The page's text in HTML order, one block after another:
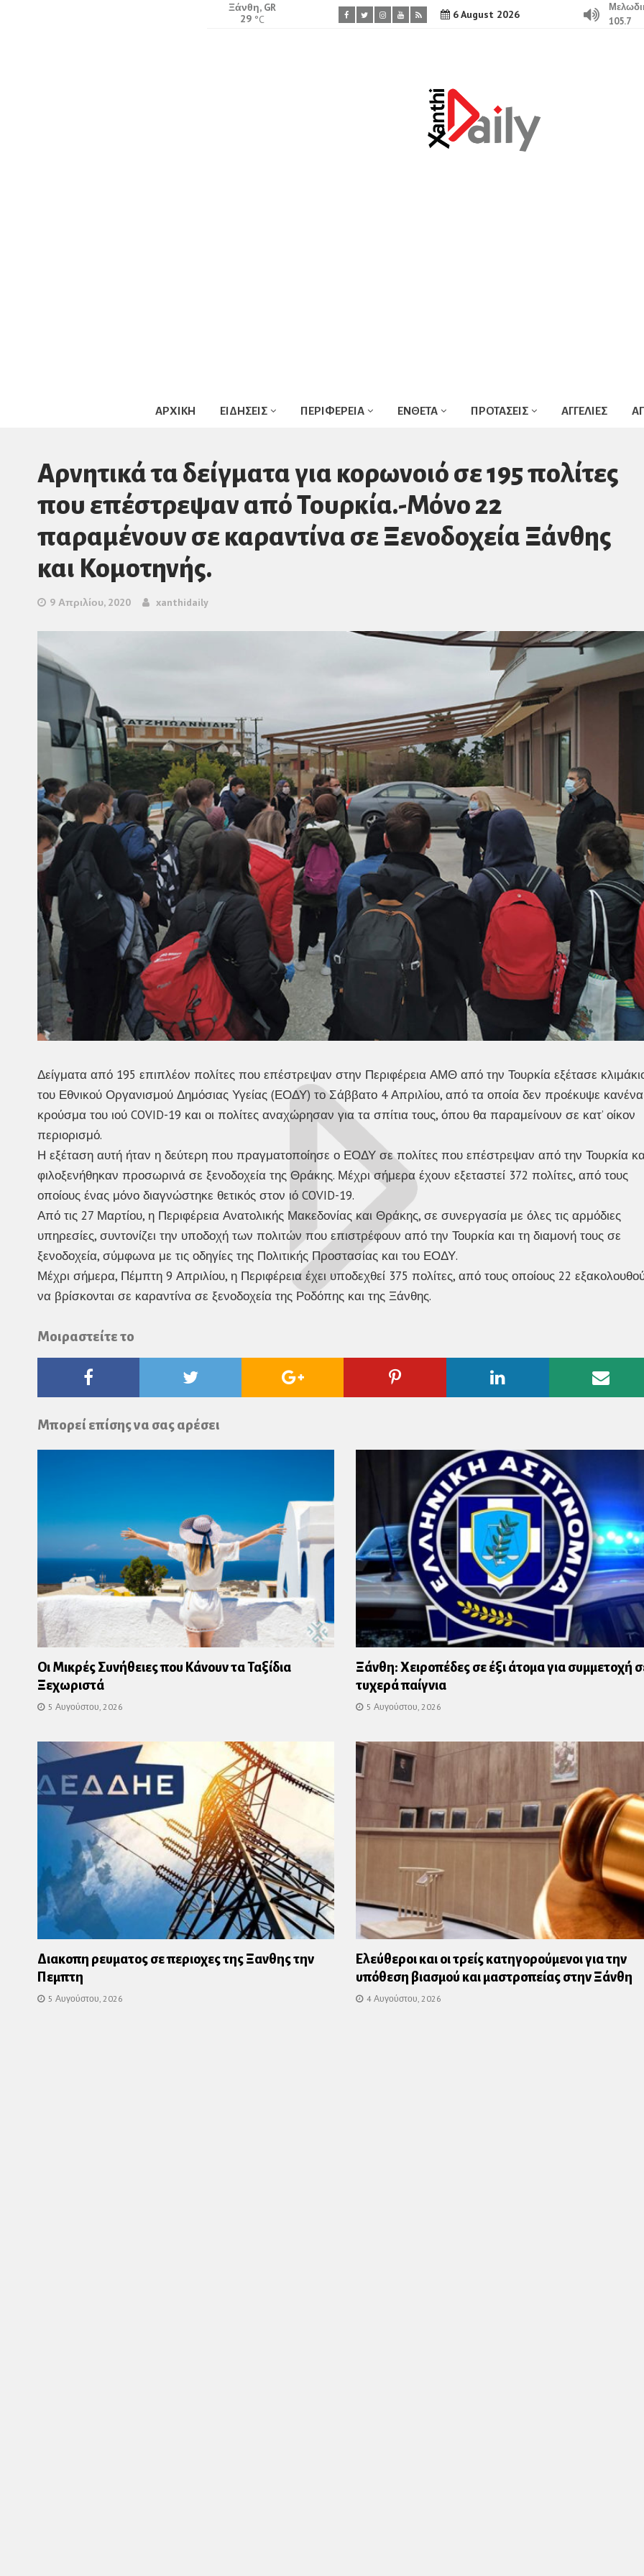
6 August 2026
Ξάνθη, GR
29 °C
105.7
ΑΡΧΙΚΗ ΕΙΔΗΣΕΙΣ ΠΕΡΙΦΕΡΕΙΑ ΕΝΘΕΤΑ ΠΡΟΤΑΣΕΙΣ ΑΓΓΕΛΙΕΣ
Αρνητικά τα δείγματα για κορωνοιό σε 195 πολίτες
που επέστρεψαν από Τουρκία.-Μόνο 22
παραμένουν σε καραντίνα σε Ξενοδοχεία Ξάνθης
και Κομοτηνής.
9 Απριλίου, 2020 xanthidaily
Δείγματα από 195 επιπλέον πολίτες που επέστρεψαν στην Περιφέρεια ΑΜΘ από την Τουρκία εξέτασε
του Εθνικού Οργανισμού Δημόσιας Υγείας (ΕΟΔΥ) το Σάββατο 4 Απριλίου, από τα οποία δεν προέκυψε κανένα
κρούσμα του ιού COVID-19 και οι πολίτες αναχώρησαν για τα σπίτια τους, όπου θα παραμείνουν σε κατ’ οίκον
περιορισμό.
Η εξέταση αυτή ήταν η δεύτερη που πραγματοποίησε ο ΕΟΔΥ σε πολίτες που επέστρεψαν από την Τουρκία
φιλοξενήθηκαν προσωρινά σε ξενοδοχεία της Θράκης. Μέχρι σήμερα έχουν εξεταστεί 372 πολίτες, από τους
οποίους ένας μόνο διαγνώστηκε θετικός στον ιό COVID-19.
Από τις 27 Μαρτίου, η Περιφέρεια Ανατολικής Μακεδονίας και Θράκης, σε συνεργασία με όλες τις αρμόδιες
υπηρεσίες, συντονίζει την υποδοχή των πολιτών που επιστρέφουν από την Τουρκία και τη διαμονή τους σε
ξενοδοχεία, σύμφωνα με τις οδηγίες της Πολιτικής Προστασίας και του ΕΟΔΥ.
Μέχρι σήμερα, Πέμπτη 9 Απριλίου, η Περιφέρεια έχει υποδεχθεί 375 πολίτες, από τους οποίους 22
να βρίσκονται σε καραντίνα σε ξενοδοχεία της Ροδόπης και της Ξάνθης.
Μοιραστείτε το
Twitter
Google
Pinterest Linkedin
Μπορεί επίσης να σας αρέσει
Οι Μικρές Συνήθειες που Κάνουν τα Ταξίδια
Ξεχωριστά
5 Αυγούστου, 2026
Ξάνθη: Χειροπέδες σε έξι άτομα για συμμετοχή
τυχερά παίγνια
5 Αυγούστου, 2026
Διακοπη ρευματος σε περιοχες της Ξανθης την
Πεμπτη
5 Αυγούστου, 2026
Ελεύθεροι και οι τρείς κατηγορούμενοι για την
υπόθεση βιασμού και μαστροπείας στην Ξάνθη
4 Αυγούστου, 2026